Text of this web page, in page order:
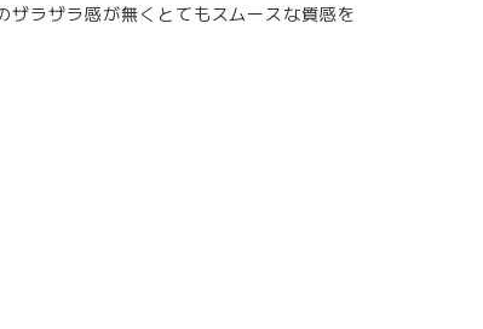
ラザラ感が無くとてもスムースな質感を